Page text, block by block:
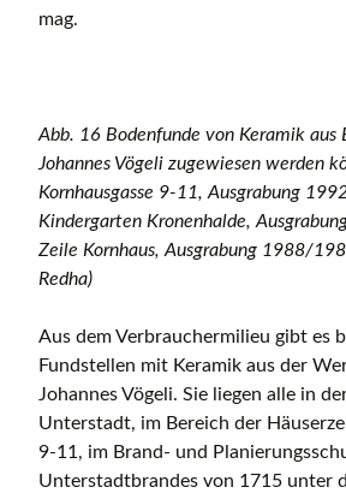
mag.
Abb. 16 Bodenfunde von Keramik aus
Johannes Vögeli zugewiesen werden
Kornhausgasse 9-11, Ausgrabung
Kindergarten Kronenhalde,
Zeile Kornhaus, Ausgrabung 1988/
Redha)
Aus dem Verbrauchermilieu gibt es
Fundstellen mit Keramik aus der
Johannes Vögeli. Sie liegen alle in
Unterstadt, im Bereich der
9-11, im Brand- und
Unterstadtbrandes von 1715 unter